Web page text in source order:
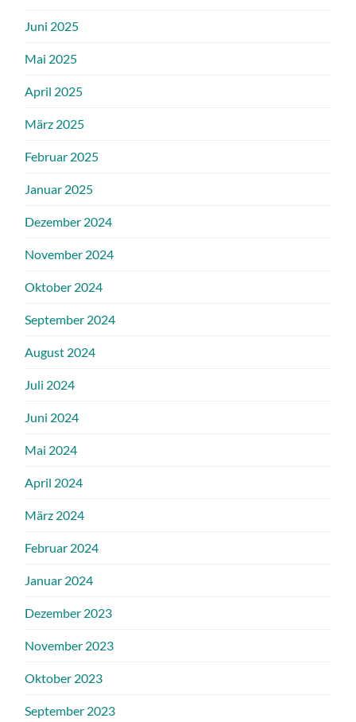
Juni 2025
Mai 2025
April 2025
März 2025
Februar 2025
Januar 2025
Dezember 2024
November 2024
Oktober 2024
September 2024
August 2024
Juli 2024
Juni 2024
Mai 2024
April 2024
März 2024
Februar 2024
Januar 2024
Dezember 2023
November 2023
Oktober 2023
September 2023